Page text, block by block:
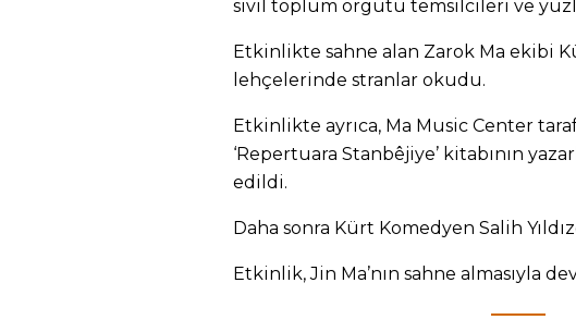
sivil toplum örgütü temsilcileri ve
Etkinlikte sahne alan Zarok Ma ekibi
lehçelerinde stranlar okudu.
Etkinlikte ayrıca, Ma Music Center
‘Repertuara Stanbêjiye’ kitabının
edildi.
Daha sonra Kürt Komedyen Salih
Etkinlik, Jin Ma’nın sahne almasıyla